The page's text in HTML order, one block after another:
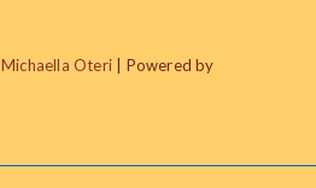
Michaella Oteri
| Powered by